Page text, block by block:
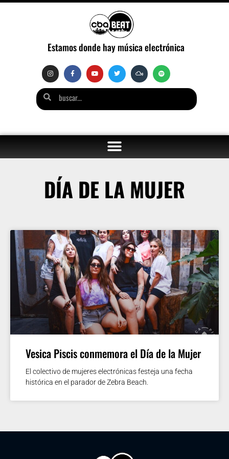
Estamos donde hay música electrónica
DÍA DE LA MUJER
Vesica Piscis conmemora el Día de la Mujer
El colectivo de mujeres electrónicas festeja una fecha
histórica en el parador de Zebra Beach.